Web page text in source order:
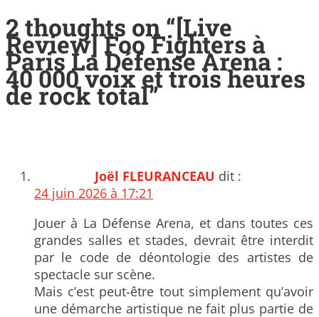
2 thoughts on “[Live
Review] Foo Fighters à
Paris La Défense Arena :
40 000 voix et trois heures
de rock total”
Joël FLEURANCEAU dit :
24 juin 2026 à 17:21
Jouer à La Défense Arena, et dans toutes ces
grandes salles et stades, devrait être interdit
par le code de déontologie des artistes de
spectacle sur scène.
Mais c’est peut-être tout simplement qu’avoir
une démarche artistique ne fait plus partie de